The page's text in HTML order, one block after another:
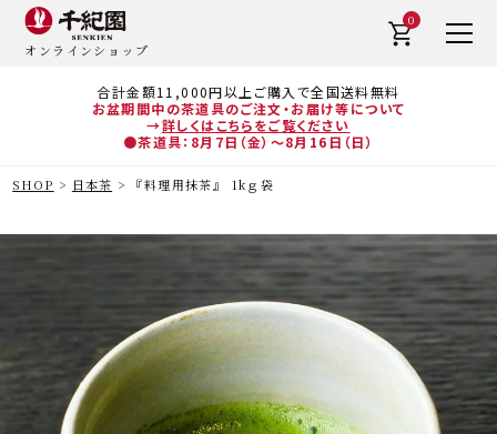
合計金額11,000円以上ご購入で全国送料無料
お盆期間中の茶道具のご注文・お届け等について
→詳しくはこちらをご覧ください
●茶道具：8月7日（金）～8月16日（日）
オンラインショップ
0
SHOP 日本茶 『料理用抹茶』 1kｇ袋